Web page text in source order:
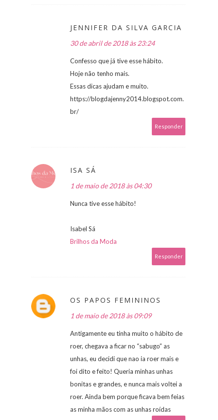
JENNIFER DA SILVA GARCIA
30 de abril de 2018 às 23:24
Confesso que já tive esse hábito.
Hoje não tenho mais.
Essas dicas ajudam e muito.
https://blogdajenny2014.blogspot.com.
br/
Responder
ISA SÁ
1 de maio de 2018 às 04:30
Nunca tive esse hábito!
Isabel Sá
Brilhos da Moda
Responder
OS PAPOS FEMININOS
1 de maio de 2018 às 09:09
Antigamente eu tinha muito o hábito de
roer, chegava a ficar no “sabugo” as
unhas, eu decidi que nao ia roer mais e
foi dito e feito! Queria minhas unhas
bonitas e grandes, e nunca mais voltei a
roer. Ainda bem porque ficava bem feias
as minha mãos com as unhas roídas